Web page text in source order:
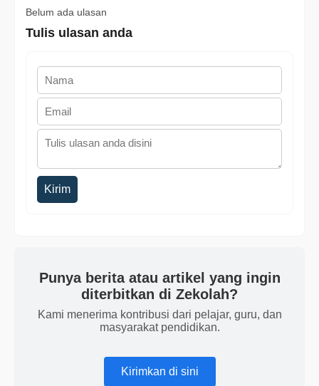
Belum ada ulasan
Tulis ulasan anda
Kirim
Punya berita atau artikel yang ingin
diterbitkan di Zekolah?
Kami menerima kontribusi dari pelajar, guru, dan
masyarakat pendidikan.
Kirimkan di sini